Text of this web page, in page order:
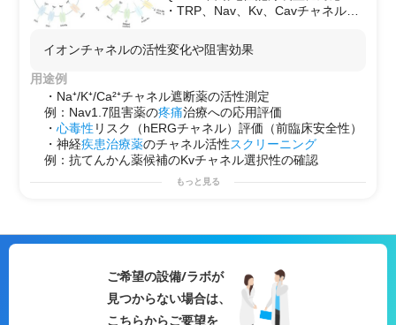
・TRP、Nav、Kv、Cavチャネルな
・薬物のチャネル遮断効果、活性化
効果をリアルタイム測定
（例：抗てんかん、抗不整脈）
・試験方法の要望対応可能
・試験計画の立案可能
イオンチャネルの活性変化や阻害効果
用途例
・Na⁺/K⁺/Ca²⁺チャネル遮断薬の活性測定
例：Nav1.7阻害薬の疼痛治療への応用評価
・心毒性 リスク（hERGチャネル）評価（前臨床安全性）
・神経疾患治療薬のチャネル活性スクリーニング
例：抗てんかん薬候補のKvチャネル選択性の確認
もっと見る
ご希望の設備/ラボが
見つからない場合は、
こちらからご要望を